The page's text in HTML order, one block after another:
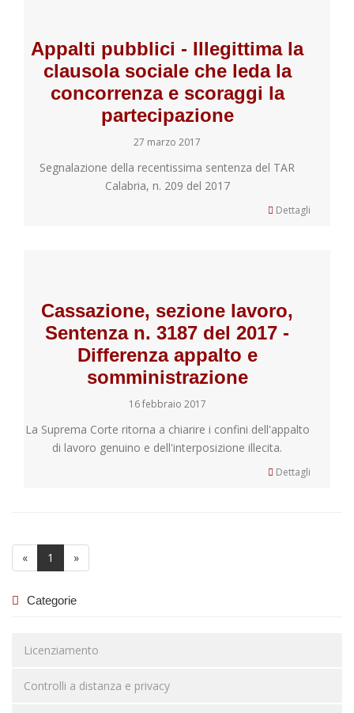
Appalti pubblici - Illegittima la
clausola sociale che leda la
concorrenza e scoraggi la
partecipazione
27 marzo 2017
Segnalazione della recentissima sentenza del TAR
Calabria, n. 209 del 2017
Dettagli
Cassazione, sezione lavoro,
Sentenza n. 3187 del 2017 -
Differenza appalto e
somministrazione
16 febbraio 2017
La Suprema Corte ritorna a chiarire i confini dell'appalto
di lavoro genuino e dell'interposizione illecita.
Dettagli
« 1 (current)
»
Categorie
Licenziamento
Controlli a distanza e privacy